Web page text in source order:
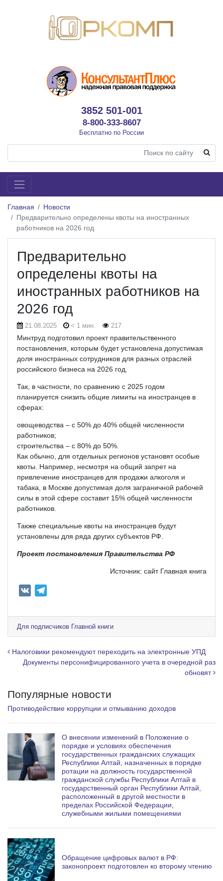
3852 501-001
8-800-333-8607
Бесплатно по России
Главная
Новости
Предварительно определены квоты на иностранных
работников на 2026 год
Предварительно
определены квоты на
иностранных работников на
2026 год
21.08.2025 < 1 мин. 217
Минтруд подготовил проект правительственного
постановления, которым будет установлена допустимая
доля иностранных сотрудников для разных отраслей
российского бизнеса на 2026 год.
Так, в частности, по сравнению с 2025 годом
планируется снизить общие лимиты на иностранцев в
сферах:
овощеводства – с 50% до 40% общей численности
работников;
строительства – с 80% до 50%.
Как обычно, для отдельных регионов установят особые
квоты. Например, несмотря на общий запрет на
привлечение иностранцев для продажи алкоголя и
табака, в Москве допустимая доля заграничной рабочей
силы в этой сфере составит 15% общей численности
работников.
Также специальные квоты на иностранцев будут
установлены для ряда других субъектов РФ.
Проект постановления Правительства РФ
Источник: сайт Главная книга
e
g
r
a
Для подписчиков Главной книги
Навигация по записям
Налоговики рекомендуют переходить на электронные УПД
Документы персонифицированного учета в очередной раз
обновят
Популярные новости
Противодействие коррупции и отмыванию доходов
О внесении изменений в Положение о
порядке и условиях обеспечения
государственных гражданских служащих
Республики Алтай, назначенных в порядке
ротации на должность государственной
гражданской службы Республики Алтай в
государственный орган Республики Алтай,
расположенный в другой местности в
пределах Российской Федерации,
служебными жилыми помещениями
Обращение цифровых валют в РФ:
законопроект подготовлен ко второму чтению